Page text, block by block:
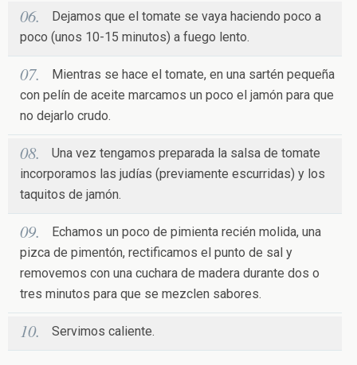
Dejamos que el tomate se vaya haciendo poco a
poco (unos 10-15 minutos) a fuego lento.
Mientras se hace el tomate, en una sartén pequeña
con pelín de aceite marcamos un poco el jamón para que
no dejarlo crudo.
Una vez tengamos preparada la salsa de tomate
incorporamos las judías (previamente escurridas) y los
taquitos de jamón.
Echamos un poco de pimienta recién molida, una
pizca de pimentón, rectificamos el punto de sal y
removemos con una cuchara de madera durante dos o
tres minutos para que se mezclen sabores.
Servimos caliente.